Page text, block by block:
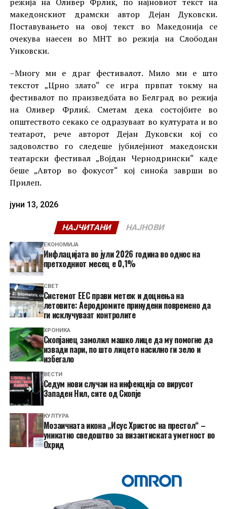
македонскиот драмски автор Дејан Дуковски.
Поставувањето на овој текст во Македонија се
очекува наесен во МНТ во режија на Слободан
Унковски.
–Многу ми е драг фестивалот. Мило ми е што
текстот „Црно злато“ се игра првпат токму на
фестивалот по праизведбата во Белград во режија
на Оливер Фрлиќ. Сметам дека состојбите во
општеството секако се одразуваат во културата и во
театарот, рече авторот Дејан Дуковски кој со
задоволство го следеше јубилејниот македонски
театарски фестивал „Војдан Чернодрински“ каде
беше „Автор во фокусот“ кој синоќа заврши во
Прилеп.
јуни 13, 2026
НАЈЧИТАНИ НАЈНОВИ
ЕКОНОМИЈА
Инфлацијата во јули 2026 година во однос на
претходниот месец е 0,1%
СВЕТ
Системот ЕЕС прави метеж и доцнења на
летовите: Аеродромите принудени повремено да
ги исклучуваат контролите
ХРОНИКА
Скопјанец замолил машко лице да му помогне да
извади пари, по што лицето насилно ги зело и
избегало
ВЕСТИ
Седум нови случаи на инфекција со вирусот
Западен Нил, сите од Скопје
КУЛТУРА
Мозаичната икона „Исус Христос на престол“ –
уникатно сведоштво за византиската уметност во
Охрид